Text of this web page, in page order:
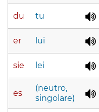
du tu
er lui
sie lei
es
(neutro,
singolare)